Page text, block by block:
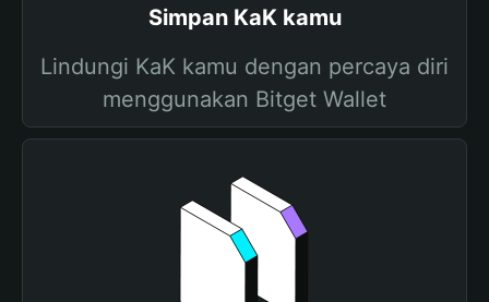
Simpan KaK kamu
Lindungi KaK kamu dengan percaya diri
menggunakan Bitget Wallet